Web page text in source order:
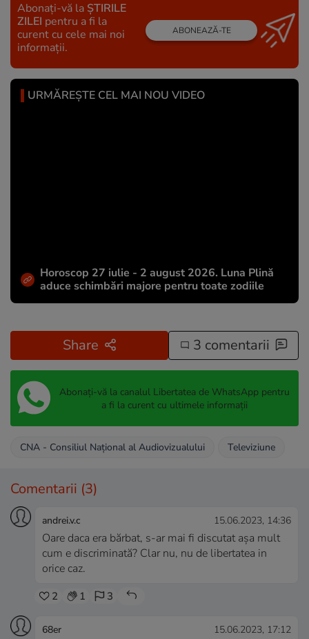
Abonați-vă la ȘTIRILE
ZILEI pentru a fi la
curent cu cele mai noi
informații.
ABONEAZĂ-TE
URMĂREȘTE CEL MAI NOU VIDEO
Horoscop 27 iulie - 2 august 2026. Luna Plină
aduce schimbări majore pentru toate zodiile
Share 3 comentarii
Abonați-vă la canalul Libertatea de WhatsApp pentru
a fi la curent cu ultimele informații
CNA - Consiliul Național al Audiovizualului Televiziune
Comentarii (3)
andrei.v.c 15.06.2023, 14:36
Oare daca era bărbat, s-ar mai fi discutat așa mult
cum e discriminată? Clar nu, nu de libertatea in
orice caz.
2 1 3
68er 15.06.2023, 17:12